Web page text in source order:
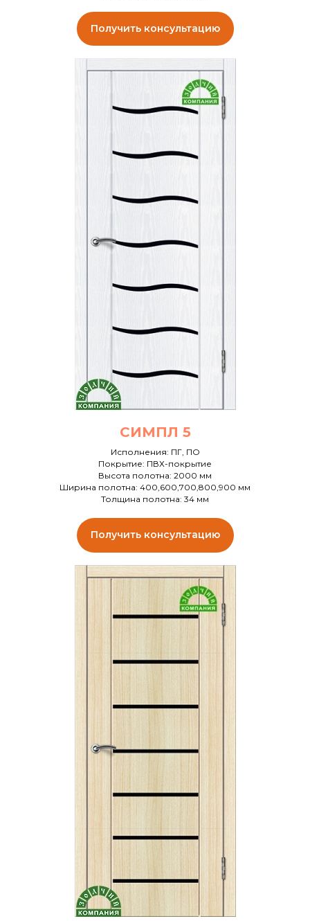
Получить консультацию
СИМПЛ 5
Исполнения: ПГ, ПО
Покрытие: ПВХ-покрытие
Высота полотна: 2000 мм
Ширина полотна: 400,600,700,800,900 мм
Толщина полотна: 34 мм
Получить консультацию